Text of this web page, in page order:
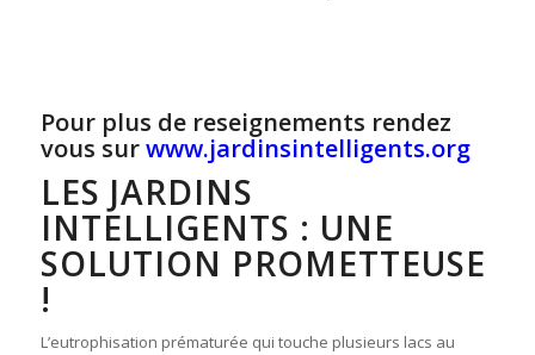
Pour plus de reseignements rendez
vous surwww.jardinsintelligents.org
LES JARDINS
INTELLIGENTS : UNE
SOLUTION PROMETTEUSE
!
L’eutrophisation prématurée qui touche plusieurs lacs au